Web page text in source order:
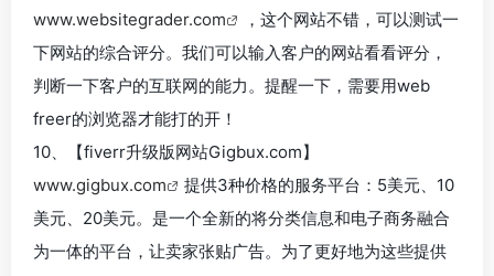
www.websitegrader.com
，这个网站不错，可以测试一
下网站的综合评分。我们可以输入客户的网站看看评分，
判断一下客户的互联网的能力。提醒一下，需要用web
freer的浏览器才能打的开！
10、【fiverr升级版网站Gigbux.com】
www.gigbux.com
提供3种价格的服务平台：5美元、10
美元、20美元。是一个全新的将分类信息和电子商务融合
为一体的平台，让卖家张贴广告。为了更好地为这些提供